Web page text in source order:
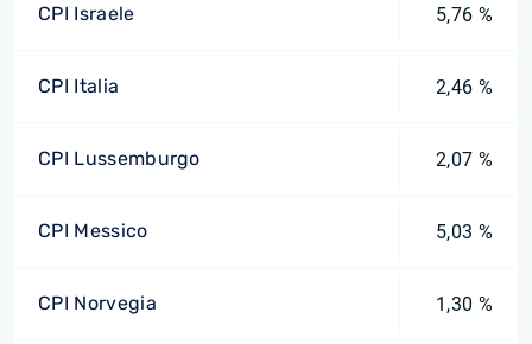
CPI Israele 5,76 %
CPI Italia 2,46 %
CPI Lussemburgo 2,07 %
CPI Messico 5,03 %
CPI Norvegia 1,30 %